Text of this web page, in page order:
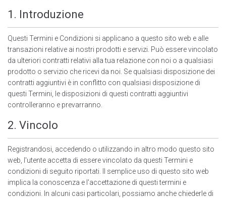
1. Introduzione
Questi Termini e Condizioni si applicano a questo sito web e alle
transazioni relative ai nostri prodotti e servizi. Può essere vincolato
da ulteriori contratti relativi alla tua relazione con noi o a qualsiasi
prodotto o servizio che ricevi da noi. Se qualsiasi disposizione dei
contratti aggiuntivi è in conflitto con qualsiasi disposizione di
questi Termini, le disposizioni di questi contratti aggiuntivi
controlleranno e prevarranno.
2. Vincolo
Registrandosi, accedendo o utilizzando in altro modo questo sito
web, l'utente accetta di essere vincolato da questi Termini e
condizioni di seguito riportati. Il semplice uso di questo sito web
implica la conoscenza e l'accettazione di questi termini e
condizioni. In alcuni casi particolari, possiamo anche chiederle di